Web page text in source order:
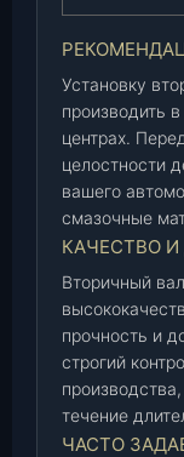
P
a
r
t
(
М
Р
-
3
3
0
Установку
производить
центрах.
целостности
вашего
смазочные
КАЧЕСТВО
Вторичный
прочность и
строгий
течение
ЧАСТО